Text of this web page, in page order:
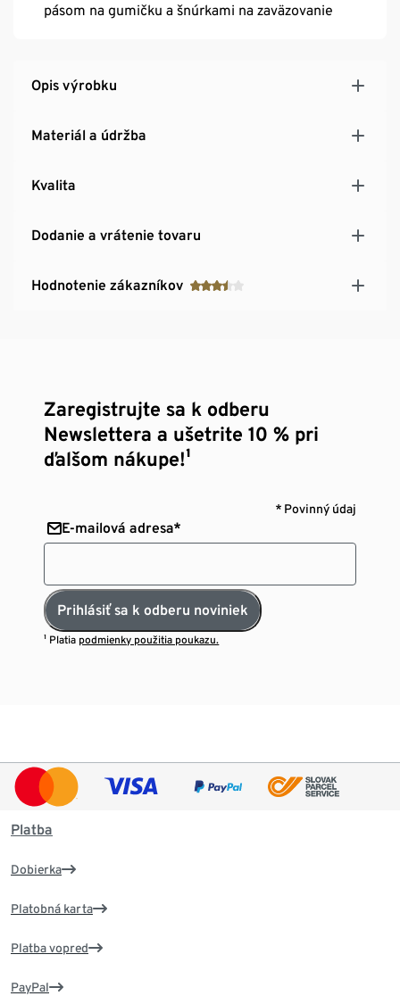
pásom na gumičku a šnúrkami na zaväzovanie
Opis výrobku
Materiál a údržba
Kvalita
Dodanie a vrátenie tovaru
Hodnotenie zákazníkov
Zaregistrujte sa k odberu
Newslettera a ušetrite 10 % pri
ďalšom nákupe!¹
* Povinný údaj
E-mailová adresa*
Prihlásiť sa k odberu noviniek
¹ Platia podmienky použitia poukazu.
Platba
Dobierka
Platobná karta
Platba vopred
PayPal